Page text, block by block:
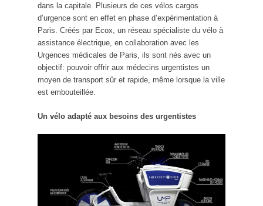
dans la capitale. Plusieurs de ces vélos cargos
d’urgence sont en effet en phase d’expérimentation à
Paris. Créés par Ecox, un réseau spécialiste du vélo à
assistance électrique, en collaboration avec les
Urgences médicales de Paris, ils sont nés avec un
objectif: pouvoir offrir aux médecins urgentistes un
moyen de transport sûr et rapide, même lorsque la ville
est embouteillée.
Un vélo adapté aux besoins des urgentistes